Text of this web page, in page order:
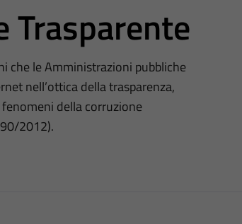
che le Amministrazioni pubbliche
nell’ottica della trasparenza,
della corruzione
2012).